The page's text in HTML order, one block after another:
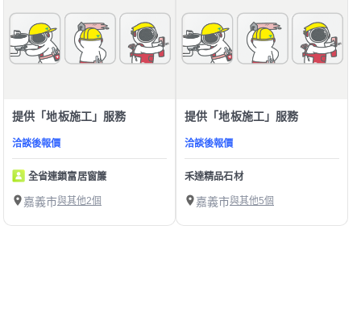
提供「地板施工」服務
洽談後報價
全省連鎖富居窗簾
嘉義市與其他2個
提供「地板施工」服務
洽談後報價
禾達精品石材
嘉義市與其他5個